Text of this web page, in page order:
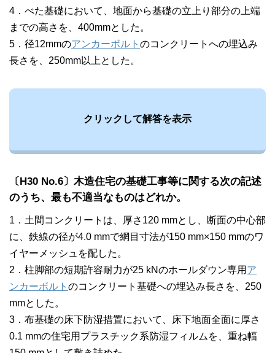
4．べた基礎において、地面から基礎の立上り部分の上端
までの高さを、400mmとした。
5．径12mmのアンカーボルト のコンクリートへの埋込み
長さを、250mm以上とした。
クリックして解答を表示
〔H30 No.6〕木造住宅の基礎工事等に関する次の記述
のうち、 最も不適当なものはどれか。
1．土間コンクリートは、厚さ120 mmとし、断面の中心部
に、鉄線の径が4.0 mmで網目寸法が150 mm×150 mmのワ
イヤーメッシュを配した。
2．柱脚部の短期許容耐力が25 kNのホールダウン専用 ア
ンカーボルト のコンクリート基礎への埋込み長さを、250
mmとした。
3．布基礎の床下防湿措置において、床下地面全面に厚さ
0.1 mmの住宅用プラスチック系防湿フィルムを、重ね幅